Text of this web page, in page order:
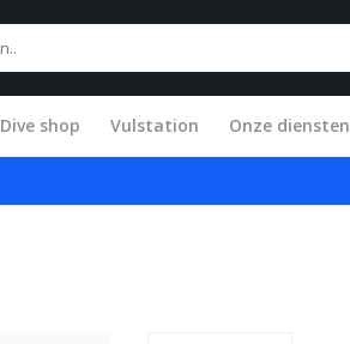
Dive shop Vulstation Onze diensten
Alle service in eigen werkplaats